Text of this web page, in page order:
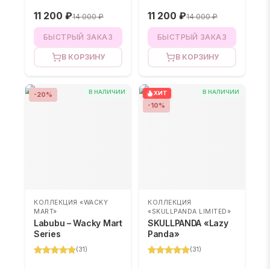
11 200 ₽14 000 ₽
БЫСТРЫЙ ЗАКАЗ
В КОРЗИНУ
11 200 ₽14 000 ₽
БЫСТРЫЙ ЗАКАЗ
В КОРЗИНУ
В НАЛИЧИИ
-20%
КОЛЛЕКЦИЯ «WACKY
MART»
Labubu – Wacky Mart
Series
(31)
В НАЛИЧИИ
ХИТ
-10%
КОЛЛЕКЦИЯ
«SKULLPANDA LIMITED»
SKULLPANDA «Lazy
Panda»
(31)